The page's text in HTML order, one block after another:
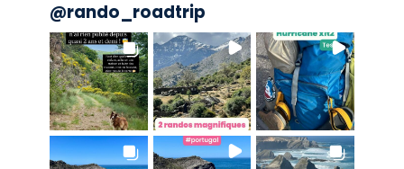
@rando_roadtrip